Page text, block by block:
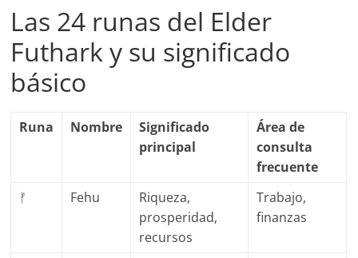
Las 24 runas del Elder
Futhark y su significado
básico
Runa Nombre
Significado
principal
Área de
consulta
frecuente
ᚠ
Fehu
Riqueza,
prosperidad,
recursos
Trabajo,
finanzas